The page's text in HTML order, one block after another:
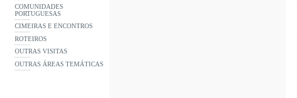
COMUNIDADES
PORTUGUESAS
CIMEIRAS E ENCONTROS
ROTEIROS
OUTRAS VISITAS
OUTRAS ÁREAS TEMÁTICAS